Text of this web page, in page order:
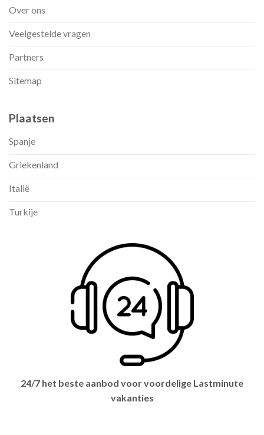
Over ons
Veelgestelde vragen
Partners
Sitemap
Plaatsen
Spanje
Griekenland
Italië
Turkije
24/7 het beste aanbod voor voordelige Lastminute
vakanties